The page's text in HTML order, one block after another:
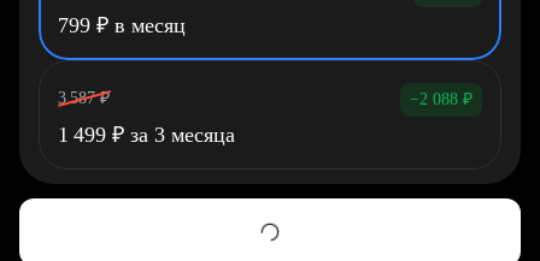
799 ₽ в месяц
3 587 ₽ −2 088 ₽
1 499 ₽ за 3 месяца